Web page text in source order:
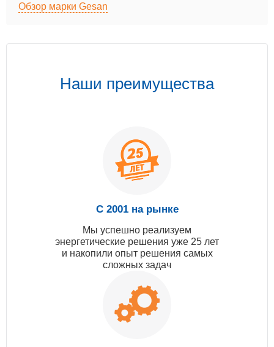
Обзор марки Gesan
Наши преимущества
С 2001 на рынке
Мы успешно реализуем
энергетические решения уже 25 лет
и накопили опыт решения самых
сложных задач